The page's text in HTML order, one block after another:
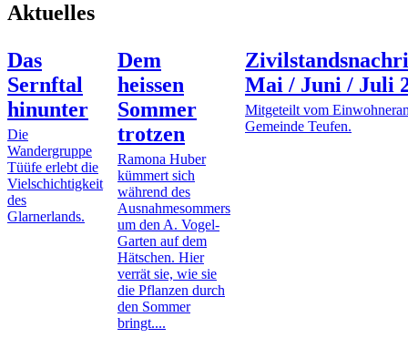
Aktuelles
Das
Sernftal
hinunter
Die
Wandergruppe
Tüüfe erlebt die
Vielschichtigkeit
des
Glarnerlands.
Dem
heissen
Sommer
trotzen
Ramona Huber
kümmert sich
während des
Ausnahmesommers
um den A. Vogel-
Garten auf dem
Hätschen. Hier
verrät sie, wie sie
die Pflanzen durch
den Sommer
bringt....
Mai / Juni / Juli
Mitgeteilt vom
Gemeinde Teufen.